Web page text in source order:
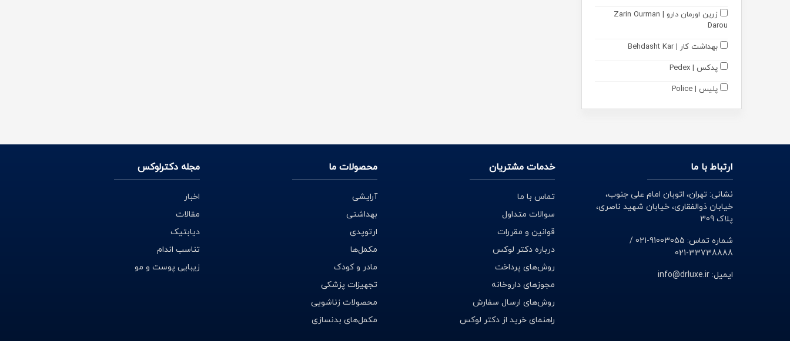
دافع حشرات
بهداشت دهان و دندان
گوش پاک کن
محصولات ضد تعریق
خوشبو کننده بدن
مکمل ها
مکمل های تخصصی
مکمل و پودر بدنسازی
مادر و کودک
زرین اورمان دارو | Zarin Ourman
Darou
بهداشت کار | Behdasht Kar
پدکس | Pedex
پلیس | Police
فورمی | 4Me
آکواگام | Aquagum
دکتر اید | Dr Aid
نوتری تریس | Nutritrace
ارتباط با ما
نشانی: تهران، اتوبان امام علی جنوب،
خیابان ذوالفقاری، خیابان شهید ناصری،
پلاک 309
شماره تماس: 91003055-021 /
33738888-021
ایمیل: info@drluxe.ir
خدمات مشتریان
تماس با ما
سوالات متداول
قوانین و مقررات
درباره دکتر لوکس
روش‌های پرداخت
مجوزهای داروخانه
روش‌های ارسال سفارش
راهنمای خرید از دکتر لوکس
محصولات ما
آرایشی
بهداشتی
ارتوپدی
مکمل‌ها
مادر و کودک
تجهیزات پزشکی
محصولات زناشویی
مکمل‌های بدنسازی
مجله دکترلوکس
اخبار
مقالات
دیابتیک
تناسب اندام
زیبایی پوست و مو